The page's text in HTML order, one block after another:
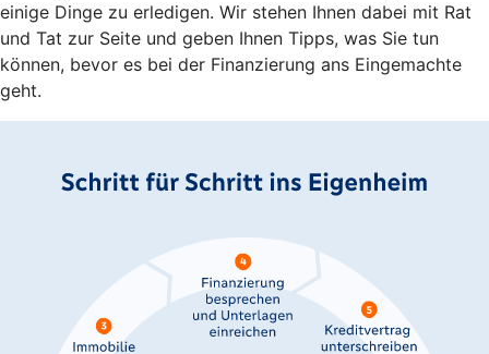
einige Dinge zu erledigen. Wir stehen Ihnen dabei mit Rat
und Tat zur Seite und geben Ihnen Tipps, was Sie tun
können, bevor es bei der Finanzierung ans Eingemachte
geht.